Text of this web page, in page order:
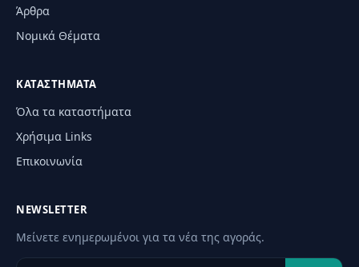
Άρθρα
Νομικά Θέματα
ΚΑΤΑΣΤΉΜΑΤΑ
Όλα τα καταστήματα
Χρήσιμα Links
Επικοινωνία
NEWSLETTER
Μείνετε ενημερωμένοι για τα νέα της αγοράς.